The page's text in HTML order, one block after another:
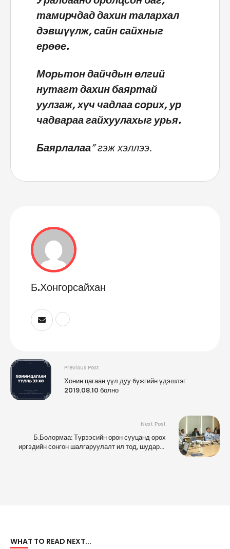
тамирчдад дахин талархал
дэвшүүлж, сайн сайхныг
ерөөе.
Морьтон дайчдын өлгий
нутагт дахин баяртай
уулзаж, хүч чадлаа сорих, ур
чадвараа гайхуулахыг урья.
Баярлалаа” гэж хэллээ.
Б.Хонгорсайхан
Previous Post
Хонин цагаан үүл дуу бүжгийн үдэшлэг
2019.08.10 болно
Next Post
Б.Болормаа: Түрээсийн орон сууцанд орох
иргэдийн сонгон шалгаруулалт ил тод, шударга
WHAT TO READ NEXT...